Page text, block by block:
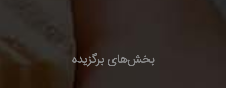
بخش‌های برگزیده